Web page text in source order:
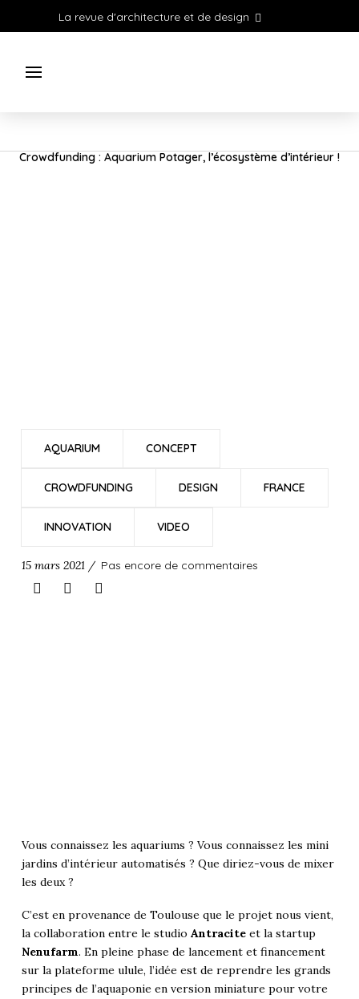
La revue d'architecture et de design
Crowdfunding : Aquarium Potager, l’écosystème d’intérieur !
AQUARIUM CONCEPT
CROWDFUNDING DESIGN FRANCE
INNOVATION VIDEO
15 mars 2021 / Pas encore de commentaires
Vous connaissez les aquariums ? Vous connaissez les mini
jardins d’intérieur automatisés ? Que diriez-vous de mixer
les deux ?
C’est en provenance de Toulouse que le projet nous vient,
la collaboration entre le studio Antraciteet la startup
Nenufarm. En pleine phase de lancement et financement
sur la plateforme ulule, l’idée est de reprendre les grands
principes de l’aquaponie en version miniature pour votre